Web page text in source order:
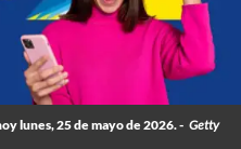
lunes, 25 de mayo de 2026. - Getty